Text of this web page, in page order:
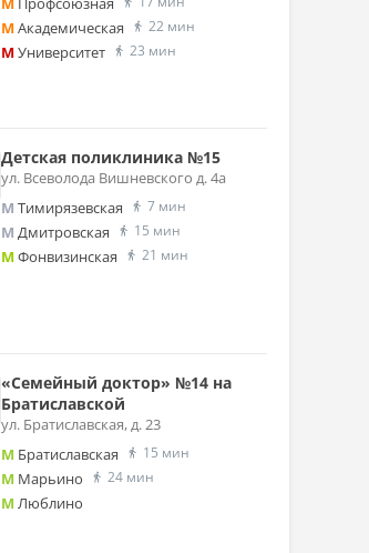
MАкадемическая 22 мин
MУниверситет 23 мин
Детская поликлиника №15
ул. Всеволода Вишневского д. 4а
M Тимирязевская 7 мин
M Дмитровская 15 мин
MФонвизинская 21 мин
«Семейный доктор» №14 на
Братиславской
ул. Братиславская, д. 23
M Братиславская 15 мин
M Марьино 24 мин
M Люблино